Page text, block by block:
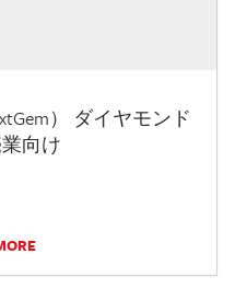
） ダイヤモンド
向け